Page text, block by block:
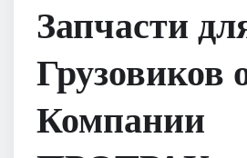
Запчасти
Грузовиков
Компании